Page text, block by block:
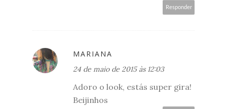
Responder
MARIANA
24 de maio de 2015 às 12:03
Adoro o look, estás super gira!
Beijinhos